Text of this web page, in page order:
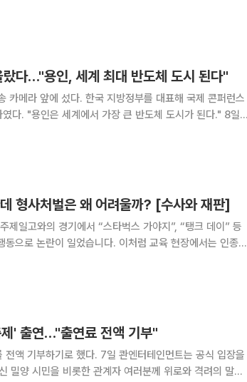
의 양상은 점점 더 교묘해
다…"용인, 세계 최대 반도체 도시 된다"
카메라 앞에 섰다. 한국 지방정부를 대표해 국제 콘퍼런스
. "용인은 세계에서 가장 큰 반도체 도시가 된다." 8일
스에 발표자로
형사처벌은 왜 어려울까? [수사와 재판]
제일고와의 경기에서 “스타벅스 가야지”, “탱크 데이” 등
으로 논란이 일었습니다. 이처럼 교육 현장에서는 인종이
떤 경우 형사처벌이나 학교폭력
' 출연…"출연료 전액 기부"
7일 콴엔터테인먼트는 공식 입장을
밀양 시민을 비롯한 관계자 여러분께 위로와 격려의 말씀